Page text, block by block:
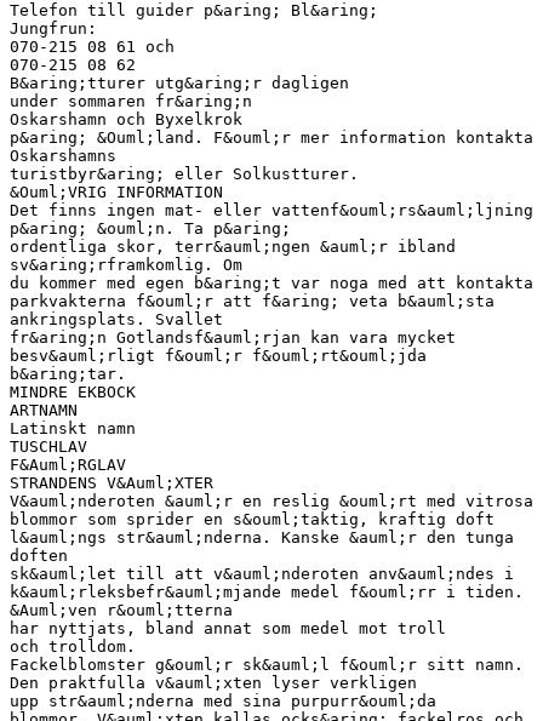
Telefon till guider p&aring; Bl&aring;
Jungfrun:
070-215 08 61 och
070-215 08 62
B&aring;tturer utg&aring;r dagligen
under sommaren fr&aring;n
Oskarshamn och Byxelkrok
p&aring; &Ouml;land. F&ouml;r mer information kontakta
Oskarshamns
turistbyr&aring; eller Solkustturer.
&Ouml;VRIG INFORMATION
Det finns ingen mat- eller vattenf&ouml;rs&auml;ljning
p&aring; &ouml;n. Ta p&aring;
ordentliga skor, terr&auml;ngen &auml;r ibland
sv&aring;rframkomlig. Om
du kommer med egen b&aring;t var noga med att kontakta
parkvakterna f&ouml;r att f&aring; veta b&auml;sta
ankringsplats. Svallet
fr&aring;n Gotlandsf&auml;rjan kan vara mycket
besv&auml;rligt f&ouml;r f&ouml;rt&ouml;jda
b&aring;tar.
MINDRE EKBOCK
ARTNAMN
Latinskt namn
TUSCHLAV
F&Auml;RGLAV
STRANDENS V&Auml;XTER
V&auml;nderoten &auml;r en reslig &ouml;rt med vitrosa
blommor som sprider en s&ouml;taktig, kraftig doft
l&auml;ngs str&auml;nderna. Kanske &auml;r den tunga
doften
sk&auml;let till att v&auml;nderoten anv&auml;ndes i
k&auml;rleksbefr&auml;mjande medel f&ouml;rr i tiden.
&Auml;ven r&ouml;tterna
har nyttjats, bland annat som medel mot troll
och trolldom.
Fackelblomster g&ouml;r sk&auml;l f&ouml;r sitt namn.
Den praktfulla v&auml;xten lyser verkligen
upp str&auml;nderna med sina purpurr&ouml;da